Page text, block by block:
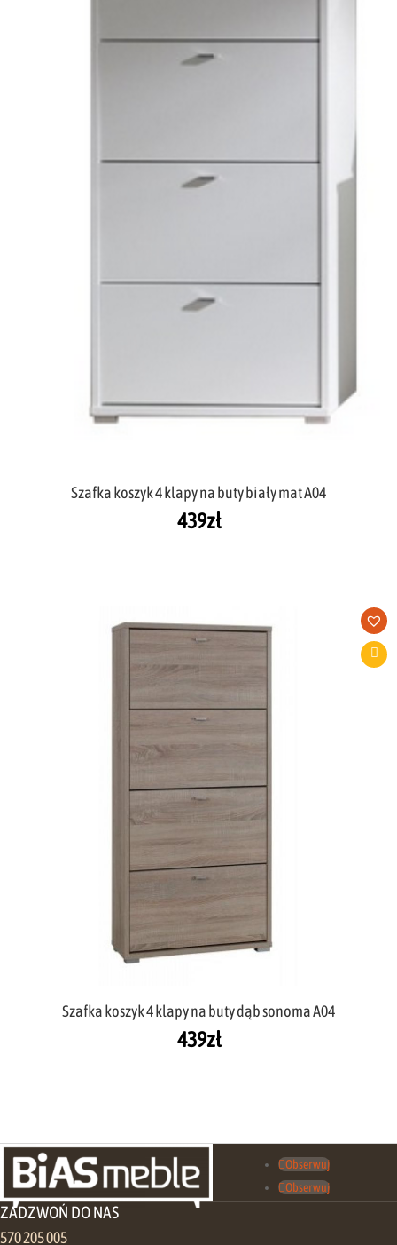
Szafka koszyk 4 klapy na buty biały mat A04
439zł
Szafka koszyk 4 klapy na buty dąb sonoma A04
439zł
Obserwuj
Obserwuj
ZADZWOŃ DO NAS
570 205 005